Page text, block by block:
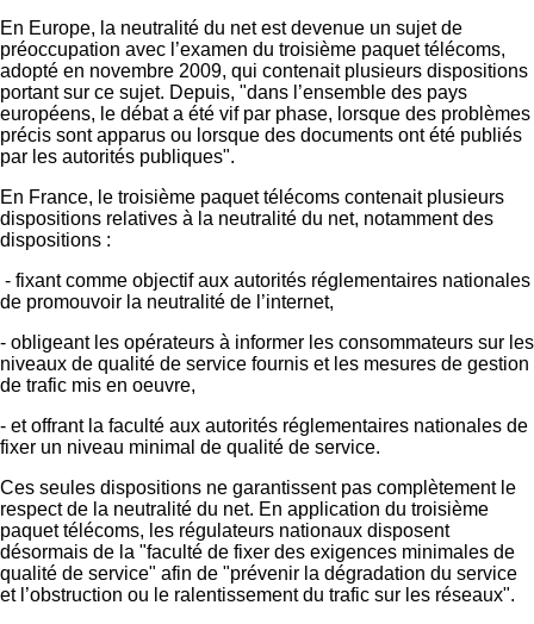
En Europe, la neutralité du net est devenue un sujet de
préoccupation avec l’examen du troisième paquet télécoms,
adopté en novembre 2009, qui contenait plusieurs dispositions
portant sur ce sujet. Depuis, "dans l’ensemble des pays
européens, le débat a été vif par phase, lorsque des problèmes
précis sont apparus ou lorsque des documents ont été publiés
par les autorités publiques".
En France, le troisième paquet télécoms contenait plusieurs
dispositions relatives à la neutralité du net, notamment des
dispositions :
- fixant comme objectif aux autorités réglementaires nationales
de promouvoir la neutralité de l’internet,
- obligeant les opérateurs à informer les consommateurs sur les
niveaux de qualité de service fournis et les mesures de gestion
de trafic mis en oeuvre,
- et offrant la faculté aux autorités réglementaires nationales de
fixer un niveau minimal de qualité de service.
Ces seules dispositions ne garantissent pas complètement le
respect de la neutralité du net. En application du troisième
paquet télécoms, les régulateurs nationaux disposent
désormais de la "faculté de fixer des exigences minimales de
qualité de service" afin de "prévenir la dégradation du service
et l’obstruction ou le ralentissement du trafic sur les réseaux".